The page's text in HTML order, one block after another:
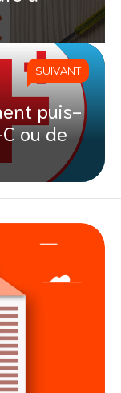
SUIVANT
puis-
ou de